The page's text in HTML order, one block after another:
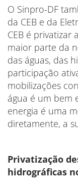
O Sinpro-DF
da CEB e da
CEB é privatizar
maior parte da
das águas, das
participação
mobilizações
água é um bem
energia é uma
diretamente, a
Privatização
hidrográficas